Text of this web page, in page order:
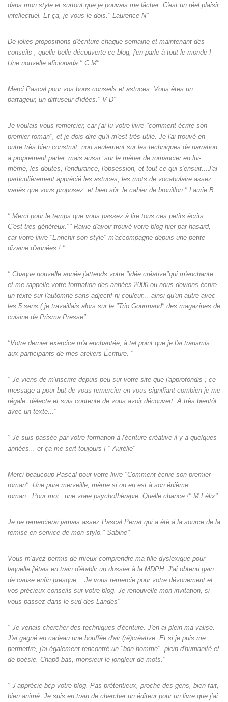
dans mon style et surtout que je pouvais me lâcher. C'est un réel plaisir
intellectuel. Et ça, je vous le dois." Laurence N"
De jolies propositions d'écriture chaque semaine et maintenant des
conseils , quelle belle découverte ce blog, j'en parle à tout le monde !
Une nouvelle aficionada." C M"
Merci Pascal pour vos bons conseils et astuces. Vous êtes un
partageur, un diffuseur d'idées." V D"
Je voulais vous remercier, car j'ai lu votre livre "comment écrire son
premier roman", et je dois dire qu'il m'est très utile. Je l'ai trouvé en
outre très bien construit, non seulement sur les techniques de narration
à proprement parler, mais aussi, sur le métier de romancier en lui-
même, les doutes, l'endurance, l'obsession, et tout ce qui s'ensuit...J'ai
particulièrement apprécié les astuces, les mots de vocabulaire assez
variés que vous proposez, et bien sûr, le cahier de brouillon." Laurie B
" Merci pour le temps que vous passez à lire tous ces petits écrits.
C'est très généreux."" Ravie d'avoir trouvé votre blog hier par hasard,
car votre livre "Enrichir son style" m'accompagne depuis une petite
dizaine d'années ! "
" Chaque nouvelle année j'attends votre "idée créative"qui m'enchante
et me rappelle votre formation des années 2000 ou nous devions écrire
un texte sur l'automne sans adjectif ni couleur... ainsi qu'un autre avec
les 5 sens ( je travaillais alors sur le "Trio Gourmand" des magazines de
cuisine de Prisma Presse"
"Votre dernier exercice m'a enchantée, à tel point que je l'ai transmis
aux participants de mes ateliers Écriture. "
" Je viens de m'inscrire depuis peu sur votre site que j'approfondis ; ce
message a pour but de vous remercier en vous signifiant combien je me
régale, délecte et suis contente de vous avoir découvert. A très bientôt
avec un texte..."
" Je suis passée par votre formation à l'écriture créative il y a quelques
années... et ça me sert toujours ! " Aurélie"
Merci beaucoup Pascal pour votre livre "Comment écrire son premier
roman". Une pure merveille, même si on en est à son énième
roman...Pour moi : une vraie psychothérapie. Quelle chance !" M Félix"
Je ne remercierai jamais assez Pascal Perrat qui a été à la source de la
remise en service de mon stylo." Sabine"`
Vous m'avez permis de mieux comprendre ma fille dyslexique pour
laquelle j'étais en train d'établir un dossier à la MDPH. J'ai obtenu gain
de cause enfin presque... Je vous remercie pour votre dévouement et
vos précieux conseils sur votre blog. Je renouvelle mon invitation, si
vous passez dans le sud des Landes"
" Je venais chercher des techniques d'écriture. J'en ai plein ma valise.
J'ai gagné en cadeau une bouffée d'air (ré)créative. Et si je puis me
permettre, j'ai également rencontré un "bon homme", plein d'humanité et
de poésie. Chapô bas, monsieur le jongleur de mots."
" J’apprécie bcp votre blog. Pas prétentieux, proche des gens, bien fait,
bien animé. Je suis en train de chercher un éditeur pour un livre que j’ai